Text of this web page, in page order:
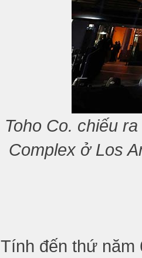
Toho Co. chiếu
Complex ở Los
Tính đến thứ năm